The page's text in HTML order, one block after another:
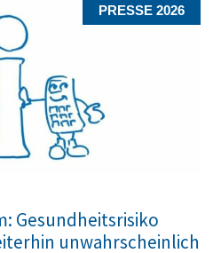
PRESSE 2026
Gesundheitsrisiko
unwahrscheinlich